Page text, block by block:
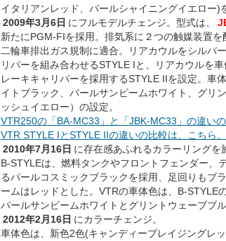
イタリアンレッド、パールシャイニングイエロー)
2009年3月6日 にフルモデルチェンジ。型式は、
新たにPGM-FIを採用。排気系に２つの触媒装置
二輪車排出ガス規制に適合。リアカウルをシルバ
リパーを組み合わせるSTYLE Iと、リアカウルを
レーキキャリパーを採用するSTYLE IIを設定。車
イトブラック、パールサンビームホワイト、グリ
ッシュイエロー）の設定。
VTR250の「BA-MC33」と「JBK-MC33」の違いの
VTR STYLE IとSTYLE IIの違いの比較は、こちら。
2010年7月16日 に存在感あふれるカラーリングを
B-STYLEは、燃料タンクやフロントフェンダー、
るパールコスミックブラックを採用、足回りもブ
ームはレッドとした。VTRの車体色は、B-STYLE
パールサンビームホワイトとグリントウェーブブ
2012年2月16日 にカラーチェンジ。
車体色は、新色2色(キャンディーブレイジングレ